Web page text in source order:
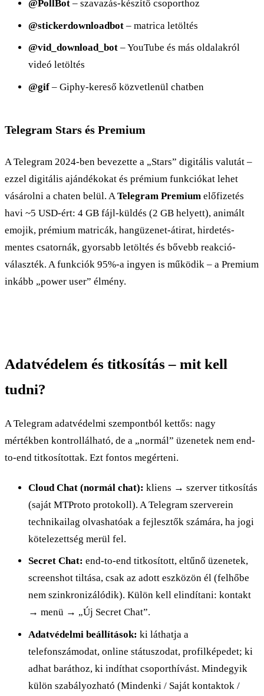
@PollBot – szavazás-készítő csoporthoz
@stickerdownloadbot – matrica letöltés
@vid_download_bot – YouTube és más oldalakról
videó letöltés
@gif – Giphy-kereső közvetlenül chatben
Telegram Stars és Premium
A Telegram 2024-ben bevezette a „Stars” digitális valutát –
ezzel digitális ajándékokat és prémium funkciókat lehet
vásárolni a chaten belül. ATelegram Premium előfizetés
havi ~5 USD-ért: 4 GB fájl-küldés (2 GB helyett), animált
emojik, prémium matricák, hangüzenet-átirat, hirdetés-
mentes csatornák, gyorsabb letöltés és bővebb reakció-
választék. A funkciók 95%-a ingyen is működik – a Premium
inkább „power user” élmény.
Adatvédelem és titkosítás – mit kell
tudni?
A Telegram adatvédelmi szempontból kettős: nagy
mértékben kontrollálható, de a „normál” üzenetek nem end-
to-end titkosítottak. Ezt fontos megérteni.
Cloud Chat (normál chat): kliens → szerver titkosítás
(saját MTProto protokoll). A Telegram szerverein
technikailag olvashatóak a fejlesztők számára, ha jogi
kötelezettség merül fel.
Secret Chat: end-to-end titkosított, eltűnő üzenetek,
screenshot tiltása, csak az adott eszközön él (felhőbe
nem szinkronizálódik). Külön kell elindítani: kontakt
→ menü → „Új Secret Chat”.
Adatvédelmi beállítások: ki láthatja a
telefonszámodat, online státuszodat, profilképedet; ki
adhat baráthoz, ki indíthat csoporthívást. Mindegyik
külön szabályozható (Mindenki / Saját kontaktok /